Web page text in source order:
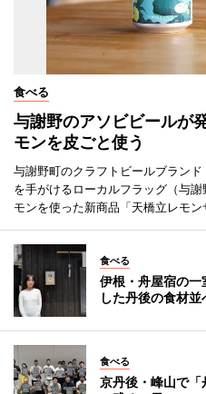
食べる
与謝野のアソビビール
モンを皮ごと使う
与謝野町のクラフトビールブランド
を手がけるローカルフラッグ（与
モンを使った新商品「天橋立レモン
食べる
伊根・舟屋宿の
した丹後の食材並
食べる
京丹後・峰山で